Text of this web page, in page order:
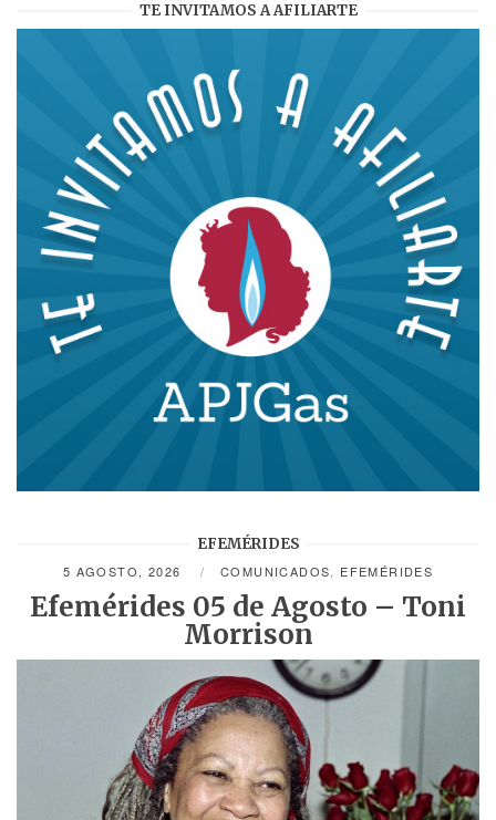
TE INVITAMOS A AFILIARTE
EFEMÉRIDES
5 AGOSTO, 2026 COMUNICADOS, EFEMÉRIDES
Efemérides 05 de Agosto – Toni
Morrison